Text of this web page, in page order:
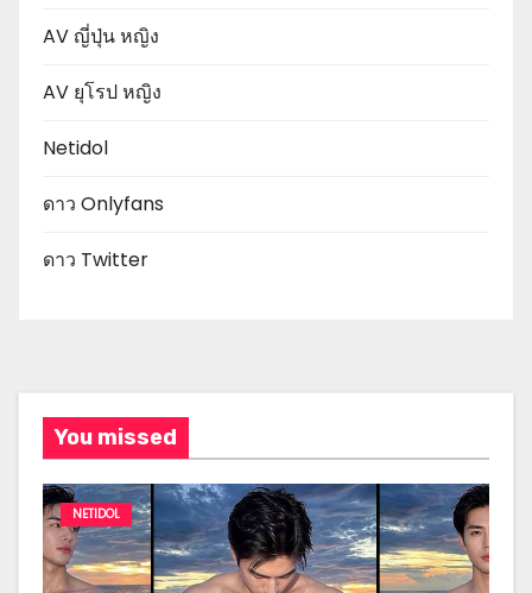
AV ญี่ปุ่น หญิง
AV ยุโรป หญิง
Netidol
ดาว Onlyfans
ดาว Twitter
You missed
NETIDOL